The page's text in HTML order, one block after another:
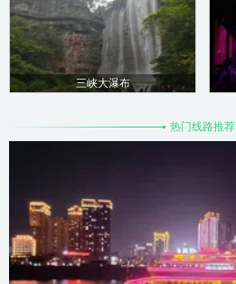
三峡大瀑布
热门线路推荐